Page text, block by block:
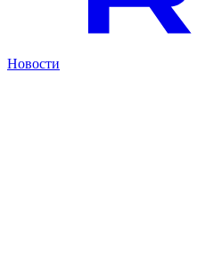
Новости